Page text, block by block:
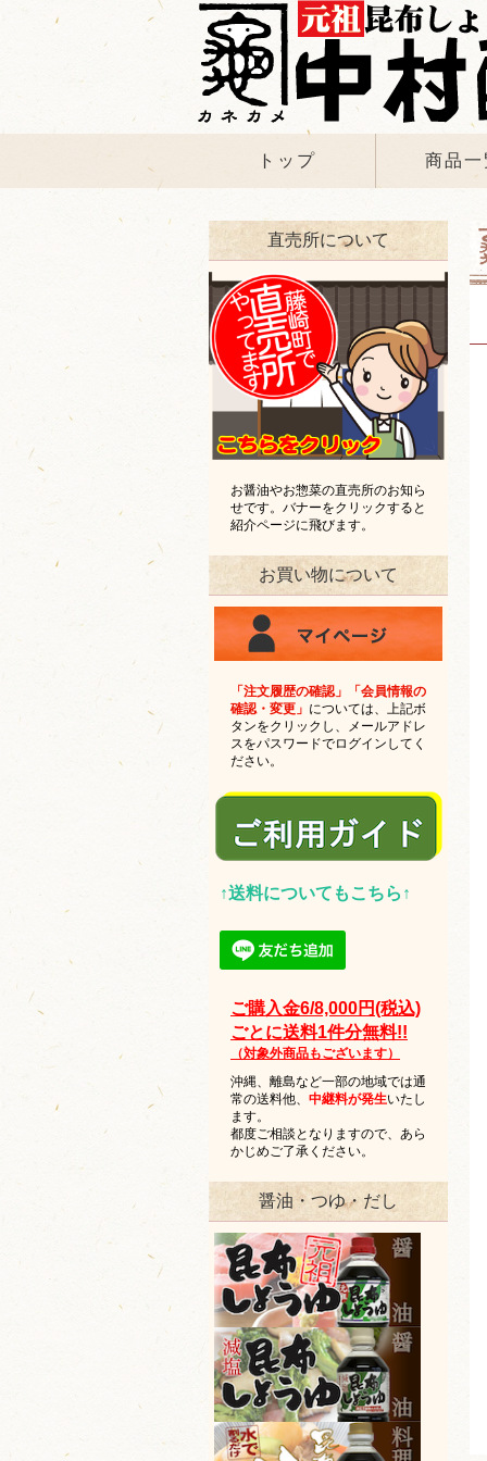
トップ 商品
直売所について
お醤油やお惣菜の直売所のお知ら
せです。バナーをクリックすると
紹介ページに飛びます。
お買い物について
「注文履歴の確認」「会員情報の
確認・変更」 については、上記ボ
タンをクリックし、メールアドレ
スをパスワードでログインしてく
ださい。
↑送料についてもこちら↑
ご購入金6/8,000円(税込)
ごとに送料1件分無料!!
（対象外商品もございます）
沖縄、離島など一部の地域では通
常の送料他、 中継料が発生いたし
ます。
都度ご相談となりますので、あら
かじめご了承ください。
醤油・つゆ・だし